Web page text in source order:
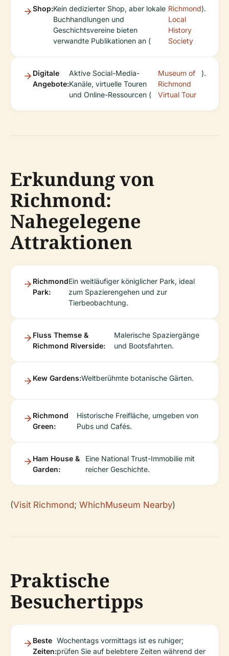
Shop:Kein dedizierter Shop, aber lokale
Buchhandlungen und
Geschichtsvereine bieten
verwandte Publikationen an (
Richmond
Local
History
Society
).
Digitale
Angebote:
Aktive Social-Media-
Kanäle, virtuelle Touren
und Online-Ressourcen (
Museum of
Richmond
Virtual Tour
).
Erkundung von
Richmond:
Nahegelegene
Attraktionen
Richmond
Park:
Ein weitläufiger königlicher Park, ideal
zum Spazierengehen und zur
Tierbeobachtung.
Fluss Themse &
Richmond Riverside:
Malerische Spaziergänge
und Bootsfahrten.
Kew Gardens:Weltberühmte botanische Gärten.
Richmond
Green:
Historische Freifläche, umgeben von
Pubs und Cafés.
Ham House &
Garden:
Eine National Trust-Immobilie mit
reicher Geschichte.
(Visit Richmond; WhichMuseum Nearby)
Praktische
Besuchertipps
Beste
Zeiten:
Wochentags vormittags ist es ruhiger;
prüfen Sie auf belebtere Zeiten während der